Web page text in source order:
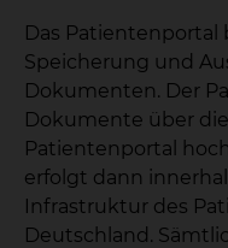
Das
Speicherung und
Dokumenten. Der
Dokumente über
Patientenportal
erfolgt dann
Infrastruktur des
Deutschland.